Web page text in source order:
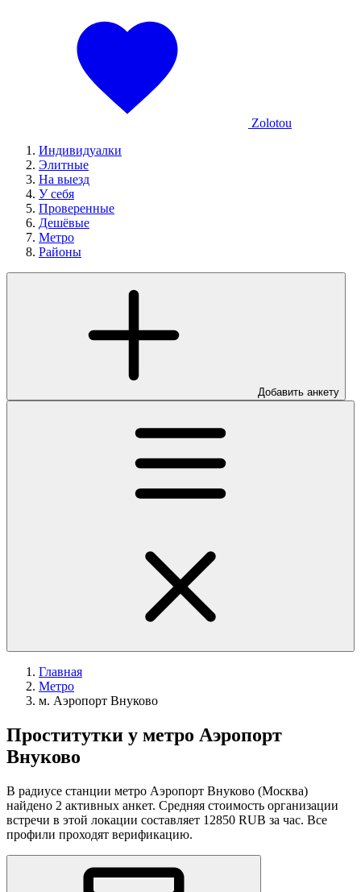
Zolotou
Индивидуалки
Элитные
На выезд
У себя
Проверенные
Дешёвые
Метро
Районы
Добавить анкету
Главная
Метро
м. Аэропорт Внуково
Проститутки у метро Аэропорт
Внуково
В радиусе станции метро Аэропорт Внуково (Москва)
найдено 2 активных анкет. Средняя стоимость организации
встречи в этой локации составляет 12850 RUB за час. Все
профили проходят верификацию.